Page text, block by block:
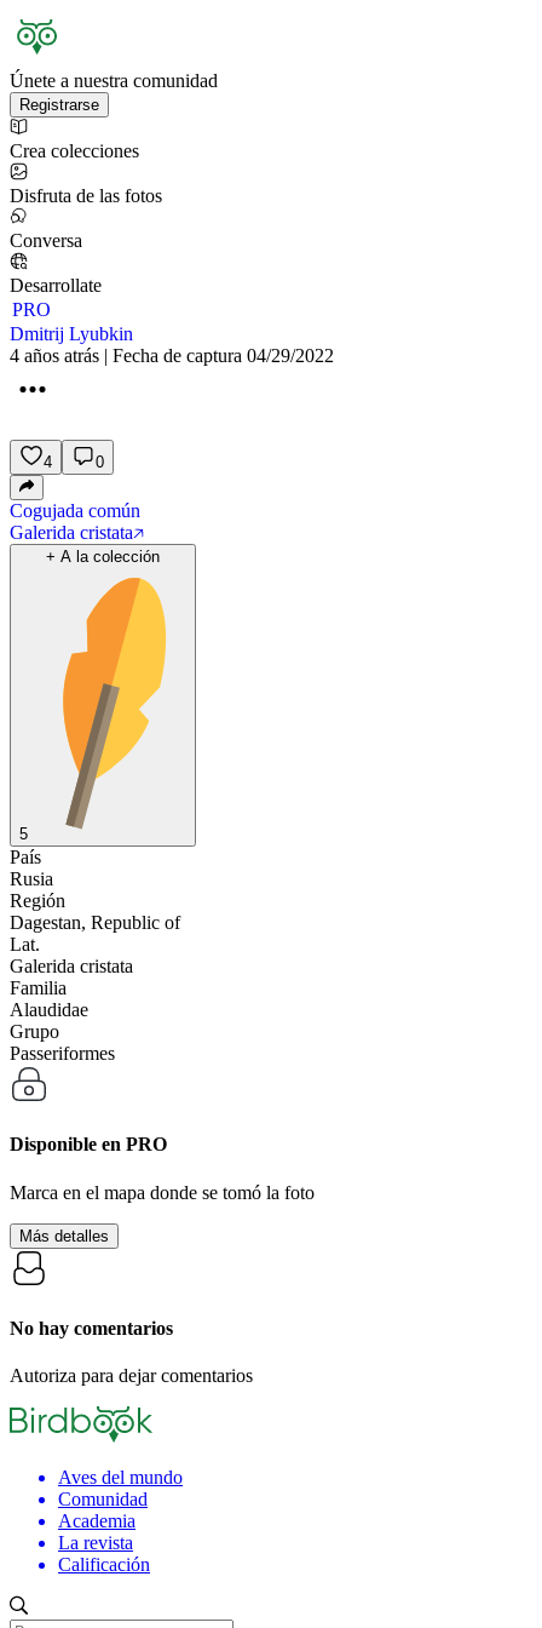
Únete a nuestra comunidad
Registrarse
Crea colecciones
Disfruta de las fotos
Conversa
Desarrollate
PRO
Dmitrij Lyubkin
4 años atrás | Fecha de captura 04/29/2022
4 0
Cogujada común
Galerida cristata
+ A la colección
5
País
Rusia
Región
Dagestan, Republic of
Lat.
Galerida cristata
Familia
Alaudidae
Grupo
Passeriformes
Disponible en PRO
Marca en el mapa donde se tomó la foto
Más detalles
No hay comentarios
Autoriza para dejar comentarios
Aves del mundo
Comunidad
Academia
La revista
Calificación